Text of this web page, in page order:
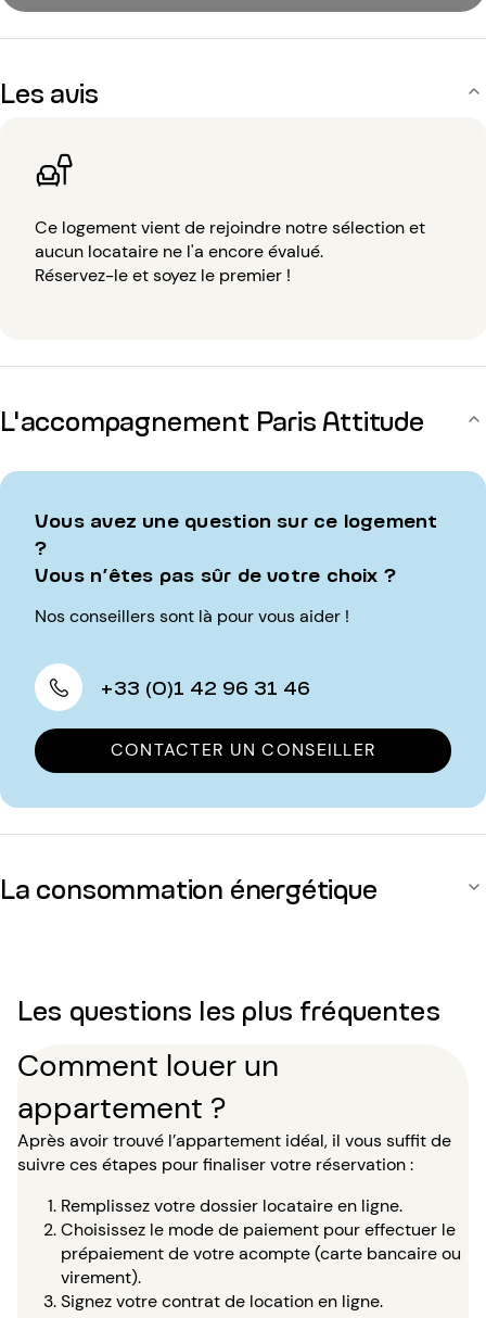
Les avis
Ce logement vient de rejoindre notre sélection et
aucun locataire ne l'a encore évalué.
Réservez-le et soyez le premier !
L'accompagnement Paris Attitude
Vous avez une question sur ce logement
?
Vous n’êtes pas sûr de votre choix ?
Nos conseillers sont là pour vous aider !
+33 (0)1 42 96 31 46
CONTACTER UN CONSEILLER
La consommation énergétique
Les questions les plus fréquentes
Comment louer un
appartement ?
Après avoir trouvé l’appartement idéal, il vous suffit de
suivre ces étapes pour finaliser votre réservation :
Remplissez votre dossier locataire en ligne.
Choisissez le mode de paiement pour effectuer le
prépaiement de votre acompte (carte bancaire ou
virement).
Signez votre contrat de location en ligne.